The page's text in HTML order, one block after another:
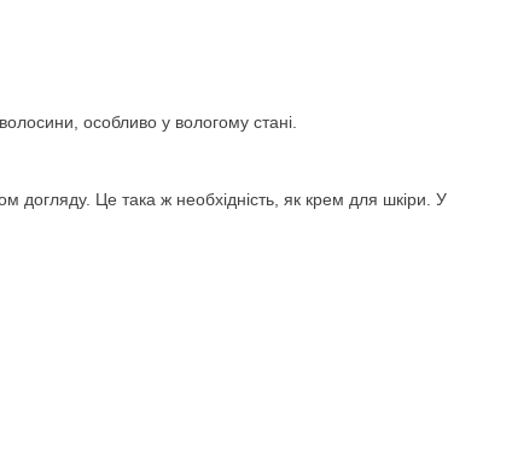
особливо у вологому стані.
догляду. Це така ж необхідність, як крем для шкіри. У